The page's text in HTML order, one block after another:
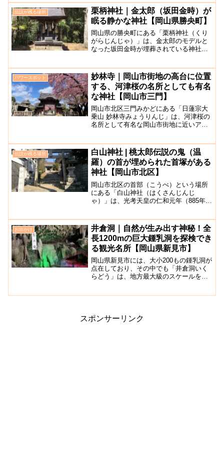
いう名称で親しまれています。嫁いらず
観音の名前の由来は「...
伝説が残る場所
栗柄神社｜金太郎（坂田金時）が
眠る静かな神社【岡山県勝央町】
岡山県の勝央町にある「栗柄神社（くり
がらじんじゃ）」は、金太郎のモデルと
なった坂田金時が埋葬されている神社と
ります。昔話で知られている金太郎のモ
デルは、源頼光の四天王と...
パワースポット
妙林寺｜岡山市街地の高台に位置
する、河津桜の名所としても有名
な神社【岡山市三門】
岡山市北区三門みかどにある「日蓮宗大
乗山 妙林寺みょうりんじ」は、河津桜の
名所として有名な岡山市街地に近いアク
地しているためアクセスに富んでいるこ
とも講じ、多くのお堂...
伝説が残る場所
白山神社 | 桃太郎伝説の鬼（温
羅）の首が埋められた首塚がある
神社【岡山市北区】
岡山市北区の首部（こうべ）という場所
にある「白山神社（はくさんじんじ
ゃ）」は、光考天皇の仁和元年（885年）
木々たちに囲まれたとても神秘的な雰囲
気を持つ神社で、桃太郎伝...
お出かけ
井倉洞｜自然が生み出す神秘！全
長1200mの巨大鍾乳洞を探検でき
る観光名所【岡山県新見市】
岡山県新見市には、大小200もの鍾乳洞が
点在しており、その中でも「井倉洞いく
らどう」は、地方最大級のスケールを誇
スポンサーリンク